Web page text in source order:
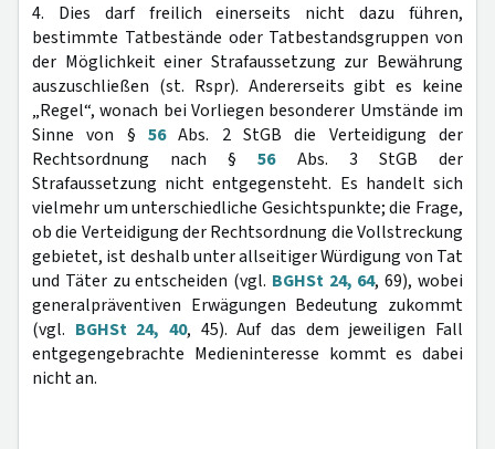
4. Dies darf freilich einerseits nicht dazu führen,
bestimmte Tatbestände oder Tatbestandsgruppen von
der Möglichkeit einer Strafaussetzung zur Bewährung
auszuschließen (st. Rspr). Andererseits gibt es keine
„Regel“, wonach bei Vorliegen besonderer Umstände im
Sinne von § 56Abs. 2 StGB die Verteidigung der
Rechtsordnung nach §56Abs. 3 StGB der
Strafaussetzung nicht entgegensteht. Es handelt sich
vielmehr um unterschiedliche Gesichtspunkte; die Frage,
ob die Verteidigung der Rechtsordnung die Vollstreckung
gebietet, ist deshalb unter allseitiger Würdigung von Tat
und Täter zu entscheiden (vgl. BGHSt 24, 64, 69), wobei
generalpräventiven Erwägungen Bedeutung zukommt
(vgl. BGHSt 24, 40, 45). Auf das dem jeweiligen Fall
entgegengebrachte Medieninteresse kommt es dabei
nicht an.